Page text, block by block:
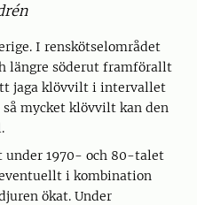
I renskötselområdet
längre söderut framförallt
jaga klövvilt i intervallet
mycket klövvilt kan den
1970- och 80-talet
i kombination
ökat. Under